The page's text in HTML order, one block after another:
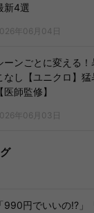
新4選
年06月04日
ーンごとに変える
なし【ユニクロ】
【医師監修】
年06月03日
「990円でいいの!?